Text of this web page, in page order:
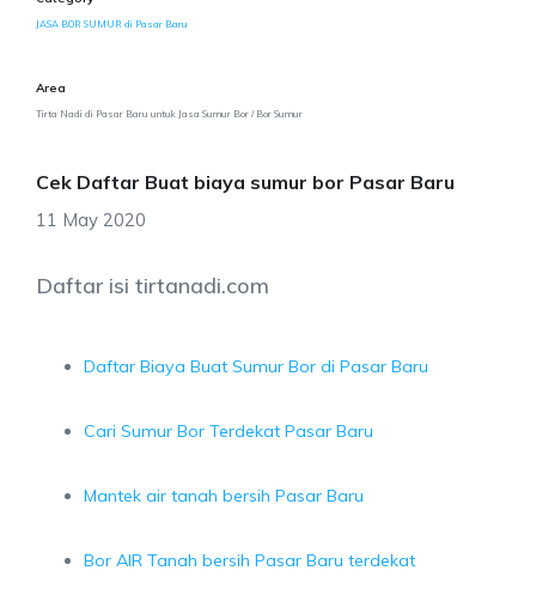
JASA BOR SUMUR di Pasar Baru
Area
Tirta Nadi di Pasar Baru untuk Jasa Sumur Bor / Bor Sumur
Cek Daftar Buat biaya sumur bor Pasar Baru
11 May 2020
Daftar isi tirtanadi.com
Daftar Biaya Buat Sumur Bor di Pasar Baru
Cari Sumur Bor Terdekat Pasar Baru
Mantek air tanah bersih Pasar Baru
Bor AIR Tanah bersih Pasar Baru terdekat